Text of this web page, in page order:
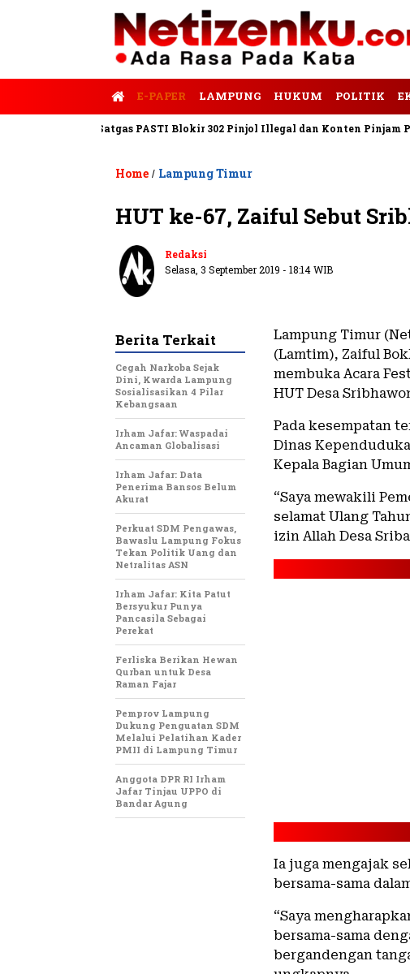
E-PAPER LAMPUNG HUKUM POLITIK
Satgas PASTI Blokir 302 Pinjol Illegal dan Konten Pinjam
Home / Lampung Timur
HUT ke-67, Zaiful Sebut
Redaksi
Selasa, 3 September 2019 - 18:14 WIB
Lampung Timur
(Lamtim), Zaiful
membuka Acara
HUT Desa
Pada kesempatan
Dinas
Kepala Bagian
“Saya mewakili
selamat Ulang
izin Allah Desa
Ia juga mengajak
bersama-sama
“Saya
bersama-sama
bergandengan
Berita Terkait
Cegah Narkoba Sejak
Dini, Kwarda Lampung
Sosialisasikan 4 Pilar
Kebangsaan
Irham Jafar: Waspadai
Ancaman Globalisasi
Irham Jafar: Data
Penerima Bansos Belum
Akurat
Perkuat SDM Pengawas,
Bawaslu Lampung Fokus
Tekan Politik Uang dan
Netralitas ASN
Irham Jafar: Kita Patut
Bersyukur Punya
Pancasila Sebagai
Perekat
Ferliska Berikan Hewan
Qurban untuk Desa
Raman Fajar
Pemprov Lampung
Dukung Penguatan SDM
Melalui Pelatihan Kader
PMII di Lampung Timur
Anggota DPR RI Irham
Jafar Tinjau UPPO di
Bandar Agung